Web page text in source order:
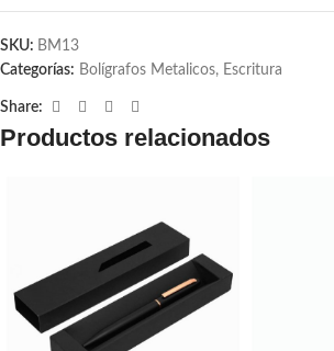
SKU: BM13
Categorías: Bolígrafos Metalicos, Escritura
Share:
Productos relacionados